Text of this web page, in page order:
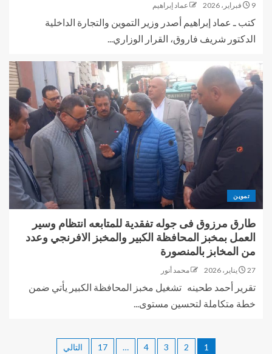
9 فبراير، 2026 عماد إبراهيم
كتب ـ عماد إبراهيم أصدر وزير التموين والتجارة الداخلية
الدكتور شريف فاروق، القرار الوزاري...
تموين
طارق مرزوق فى جوله تفقدية للمتابعه انتظام وسير
العمل بمخبز المحافظة الكبير والمخبز الافرنجي وعدد
من المخابز بالمنصورة
27 يناير، 2026 محمد أنور
تقرير أحمد طحينه تشغيل مخبز المحافظة الكبير يأتي ضمن
خطة متكاملة لتحسين مستوى...
1
2
3
4
…
17 التالي